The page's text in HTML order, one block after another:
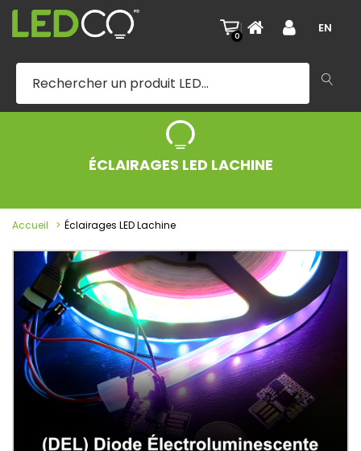
0
| EN
ÉCLAIRAGES LED LACHINE
Accueil Éclairages LED Lachine